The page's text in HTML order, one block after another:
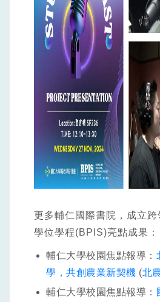
更多輔仁國際書院，成立
學位學程(BPIS)亮點成果：
輔仁大學校園焦點報導：
學，共創農業新契機 (北
輔仁大學校園焦點報導：